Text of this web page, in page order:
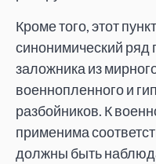
Кроме того, этот
синонимический ряд
заложника из
военнопленного и
разбойников. К
применима
должны быть